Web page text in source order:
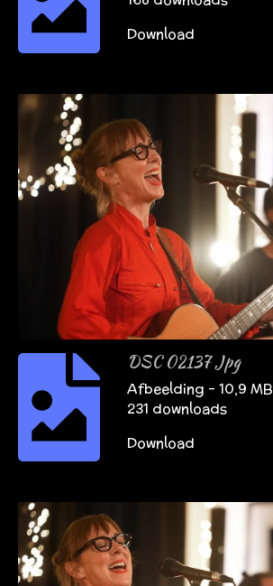
Download
DSC 02137 Jpg
Afbeelding – 10,9 MB
231 downloads
Download